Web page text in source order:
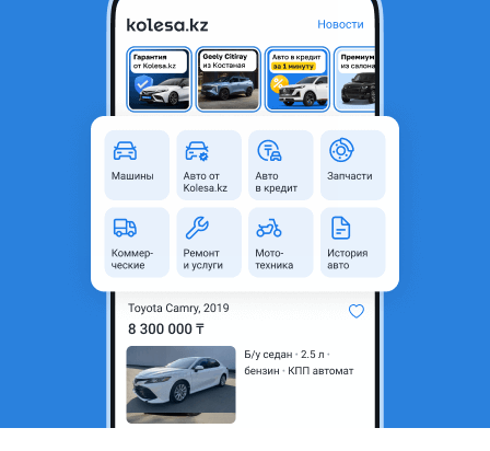
Алматы, Алматинская
область
Новая
Возможна рассрочка или
Да
Подходит на авто
Honda CR-V